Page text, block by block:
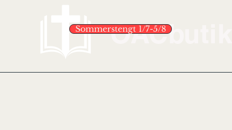
OACbutikk
Sommerstengt 1/7-5/8